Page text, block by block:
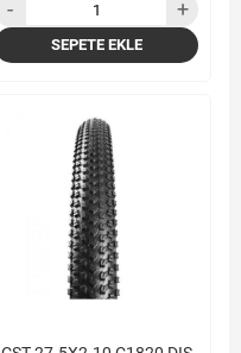
SEPETE EKLE